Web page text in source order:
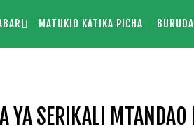
MATUKIO KATIKA PICHA
YA SERIKALI